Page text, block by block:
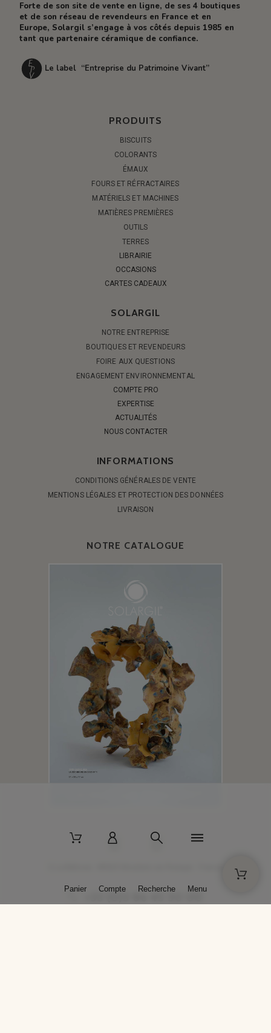
Forte de son site de vente en ligne, de ses 4 boutiques
et de son réseau de revendeurs en France et en
Europe, Solargil s’engage à vos côtés depuis 1985 en
tant que partenaire céramique de confiance.
Le label “Entreprise du Patrimoine Vivant”
PRODUITS
BISCUITS
COLORANTS
ÉMAUX
FOURS ET RÉFRACTAIRES
MATÉRIELS ET MACHINES
MATIÈRES PREMIÈRES
OUTILS
TERRES
LIBRAIRIE
OCCASIONS
CARTES CADEAUX
SOLARGIL
NOTRE ENTREPRISE
BOUTIQUES ET REVENDEURS
FOIRE AUX QUESTIONS
ENGAGEMENT ENVIRONNEMENTAL
COMPTE PRO
EXPERTISE
ACTUALITÉS
NOUS CONTACTER
INFORMATIONS
CONDITIONS GÉNÉRALES DE VENTE
MENTIONS LÉGALES ET PROTECTION DES DONNÉES
LIVRAISON
NOTRE CATALOGUE
+33 (0)3 86 45 50 00
Panier Compte Recherche Menu